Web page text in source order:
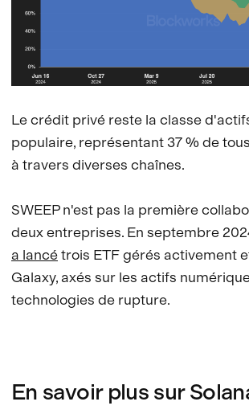
Le crédit privé reste la classe
populaire, représentant 37 % de
à travers diverses chaînes.
SWEEP n'est pas la première
deux entreprises. En septembre
a lancétrois ETF gérés activement
Galaxy, axés sur les actifs
technologies de rupture.
En savoir plus sur